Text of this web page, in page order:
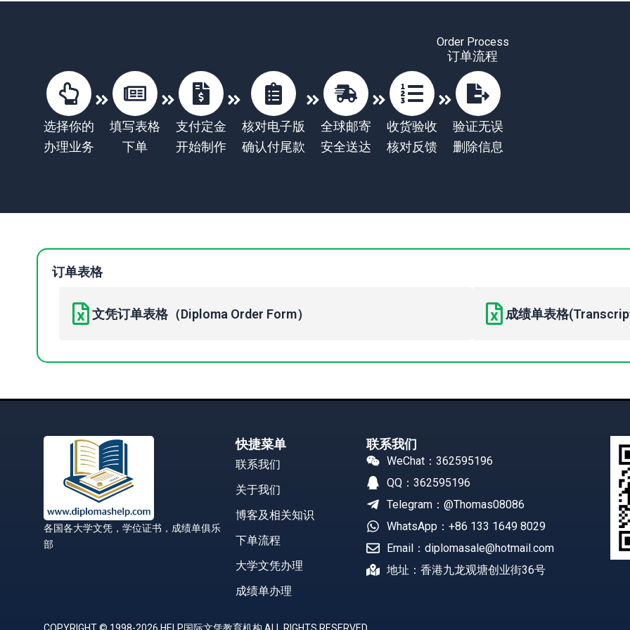
Order Process
订单流程
选择你的
办理业务
填写表格
下单
支付定金
开始制作
核对电子版
确认付尾款
全球邮寄
安全送达
收货验收
核对反馈
验证无误
删除信息
订单表格
文凭订单表格（Diploma Order Form） 成绩单表格
各国各大学文凭，学位证书，成绩单俱乐
部
快捷菜单
联系我们
关于我们
博客及相关知识
下单流程
大学文凭办理
成绩单办理
联系我们
WeChat：362595196
QQ：362595196
Telegram：@Thomas08086
WhatsApp：+86 133 1649 8029
Email：diplomasale@hotmail.com
地址：香港九龙观塘创业街36号
COPYRIGHT © 1998-2026 HELP国际文凭教育机构 ALL RIGHTS RESERVED.